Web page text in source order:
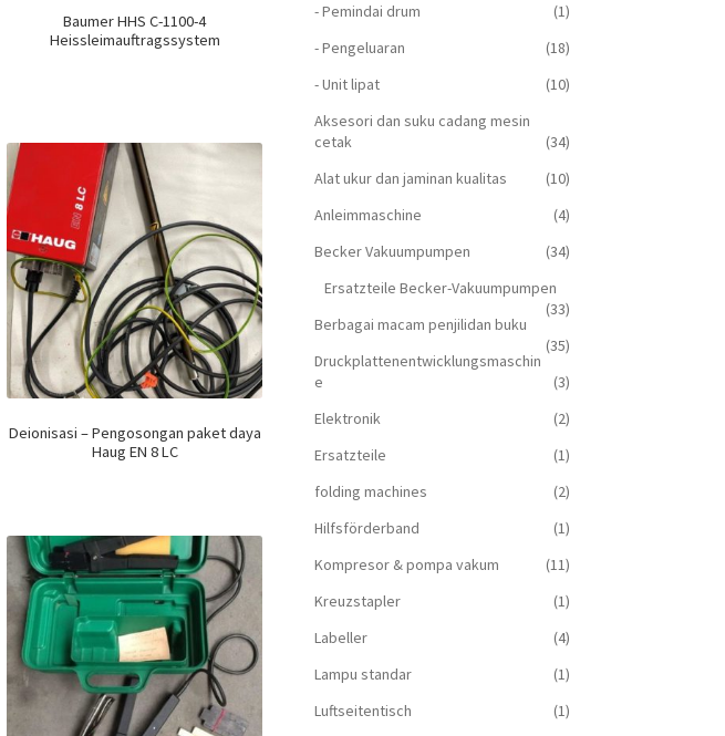
Baumer HHS C-1100-4
Heissleimauftragssystem
Deionisasi – Pengosongan paket daya
Haug EN 8 LC
- Pemindai drum
(1)
- Pengeluaran
(18)
- Unit lipat
(10)
Aksesori dan suku cadang mesin
cetak
(34)
Alat ukur dan jaminan kualitas
(10)
Anleimmaschine
(4)
Becker Vakuumpumpen
(34)
Ersatzteile Becker-Vakuumpumpen
(33)
Berbagai macam penjilidan buku
(35)
Druckplattenentwicklungsmaschin
e
(3)
Elektronik
(2)
Ersatzteile
(1)
folding machines
(2)
Hilfsförderband
(1)
Kompresor & pompa vakum
(11)
Kreuzstapler
(1)
Labeller
(4)
Lampu standar
(1)
Luftseitentisch
(1)